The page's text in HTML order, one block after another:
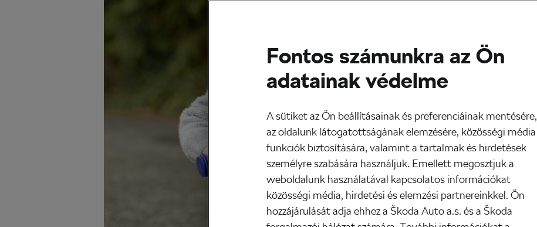
Fontos számunkra az Ön
adatainak védelme
A sütiket az Ön beállításainak és preferenciáinak mentésére,
az oldalunk látogatottságának elemzésére, közösségi média
funkciók biztosítására, valamint a tartalmak és hirdetések
személyre szabására használjuk. Emellett megosztjuk a
weboldalunk használatával kapcsolatos információkat
közösségi média, hirdetési és elemzési partnereinkkel. Ön
hozzájárulását adja ehhez a Škoda Auto a.s. és a Škoda